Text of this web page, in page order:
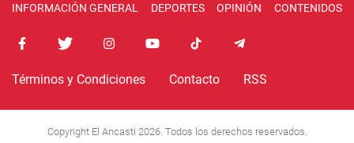
INFORMACIÓN GENERAL DEPORTES OPINIÓN CONTENIDOS
Términos y Condiciones Contacto RSS
Copyright El Ancasti 2026. Todos los derechos reservados.